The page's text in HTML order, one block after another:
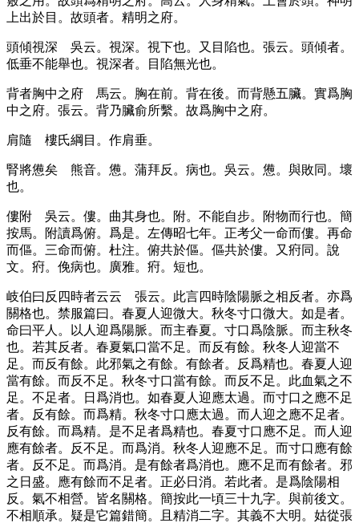
上出於目。故頭者。精明之府。
頭傾視深 吳云。視深。視下也。又目陷也。張云。頭傾者。
低垂不能舉也。視深者。目陷無光也。
背者胸中之府 馬云。胸在前。背在後。而背懸五臟。實爲胸
中之府。張云。背乃臟俞所繫。故爲胸中之府。
肩隨 樓氏綱目。作肩垂。
腎將憊矣 熊音。憊。蒲拜反。病也。吳云。憊。與敗同。壞
也。
僂附 吳云。僂。曲其身也。附。不能自步。附物而行也。簡
按馬。附讀爲俯。爲是。左傳昭七年。正考父一命而僂。再命
而傴。三命而俯。杜注。俯共於傴。傴共於僂。又㾈同。說
文。㾈。俛病也。廣雅。㾈。短也。
岐伯曰反四時者云云 張云。此言四時陰陽脈之相反者。亦爲
關格也。禁服篇曰。春夏人迎微大。秋冬寸口微大。如是者。
命曰平人。以人迎爲陽脈。而主春夏。寸口爲陰脈。而主秋冬
也。若其反者。春夏氣口當不足。而反有餘。秋冬人迎當不
足。而反有餘。此邪氣之有餘。有餘者。反爲精也。春夏人迎
當有餘。而反不足。秋冬寸口當有餘。而反不足。此血氣之不
足。不足者。日爲消也。如春夏人迎應太過。而寸口之應不足
者。反有餘。而爲精。秋冬寸口應太過。而人迎之應不足者。
反有餘。而爲精。是不足者爲精也。春夏寸口應不足。而人迎
應有餘者。反不足。而爲消。秋冬人迎應不足。而寸口應有餘
者。反不足。而爲消。是有餘者爲消也。應不足而有餘者。邪
之日盛。應有餘而不足者。正必日消。若此者。是爲陰陽相
反。氣不相營。皆名關格。簡按此一頃三十九字。與前後文。
不相順承。疑是它篇錯簡。且精消二字。其義不大明。姑從張